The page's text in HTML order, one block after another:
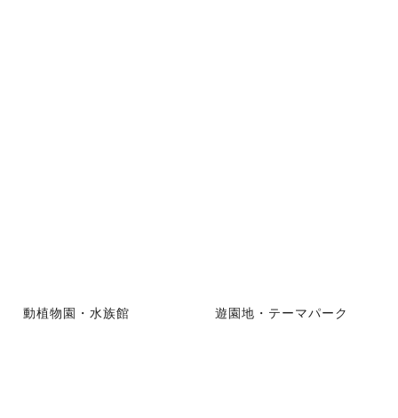
動植物園・水族館 遊園地・テーマパーク